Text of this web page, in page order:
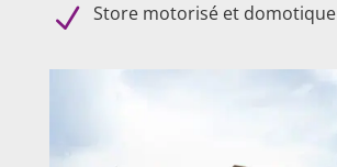
N Store motorisé et domotique